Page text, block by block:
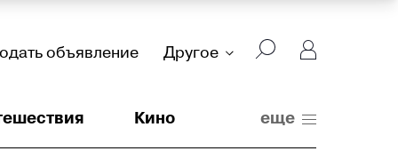
объявление Другое
Кино еще